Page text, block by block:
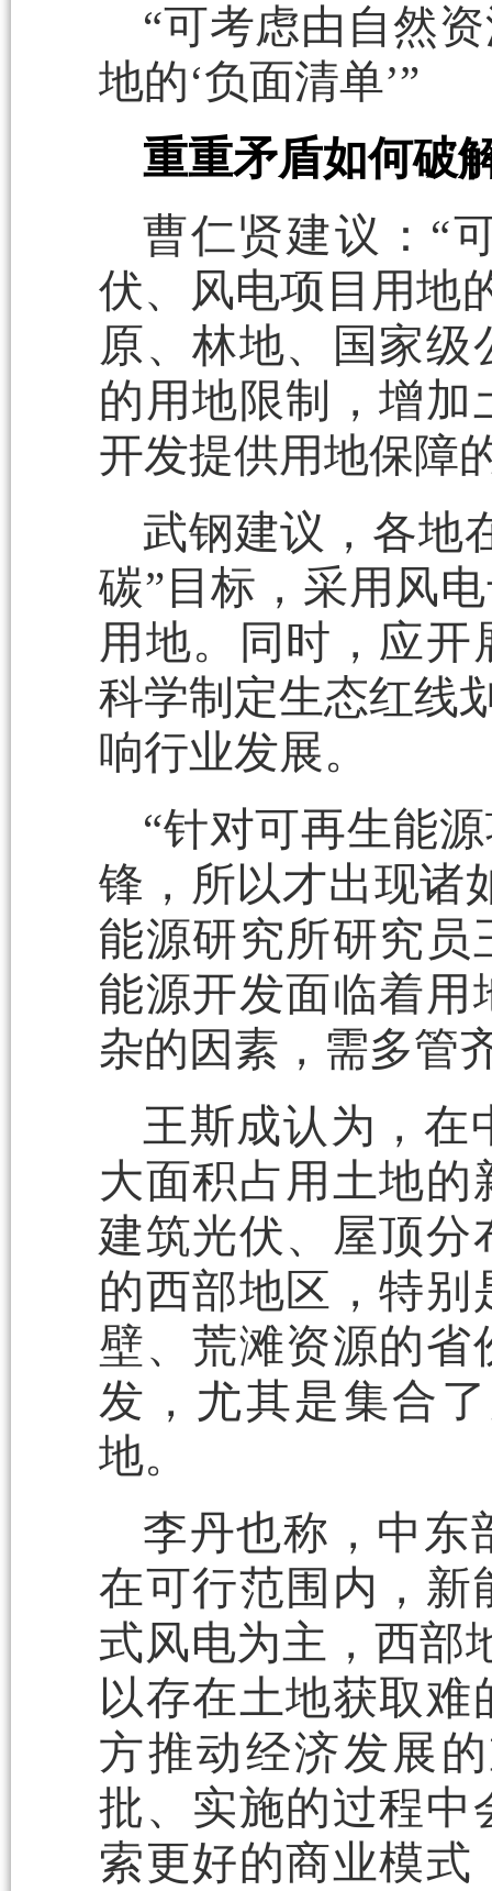
“可考虑由自然
地的‘负面清单’”
重重矛盾如何破
曹仁贤建议：“
伏、风电项目用地
原、林地、国家
的用地限制，增
开发提供用地保障
武钢建议，各地
碳”目标，采用风
用地。同时，应
科学制定生态红线
响行业发展。
“针对可再生能
锋，所以才出现诸
能源研究所研究员
能源开发面临着用
杂的因素，需多管
王斯成认为，在
大面积占用土地
建筑光伏、屋顶分
的西部地区，特
壁、荒滩资源的省
发，尤其是集合
地。
李丹也称，中东
在可行范围内，新
式风电为主，西部
以存在土地获取
方推动经济发展
批、实施的过程中
索更好的商业模